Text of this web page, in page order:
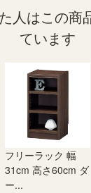
人はこの商
ています
フリーラック 幅
31cm 高さ60cm ダ
ー...